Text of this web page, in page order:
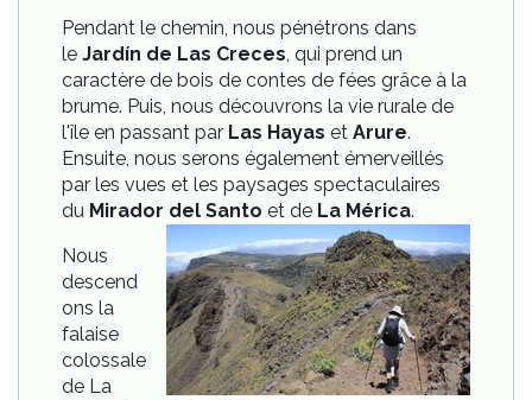
Pendant le chemin, nous pénétrons dans
le Jardín de Las Creces, qui prend un
caractère de bois de contes de fées grâce à la
brume. Puis, nous découvrons la vie rurale de
l'île en passant par Las Hayas et Arure.
Ensuite, nous serons également émerveillés
par les vues et les paysages spectaculaires
du Mirador del Santo et de La Mérica.
Nous
descend
ons la
falaise
colossale
de La